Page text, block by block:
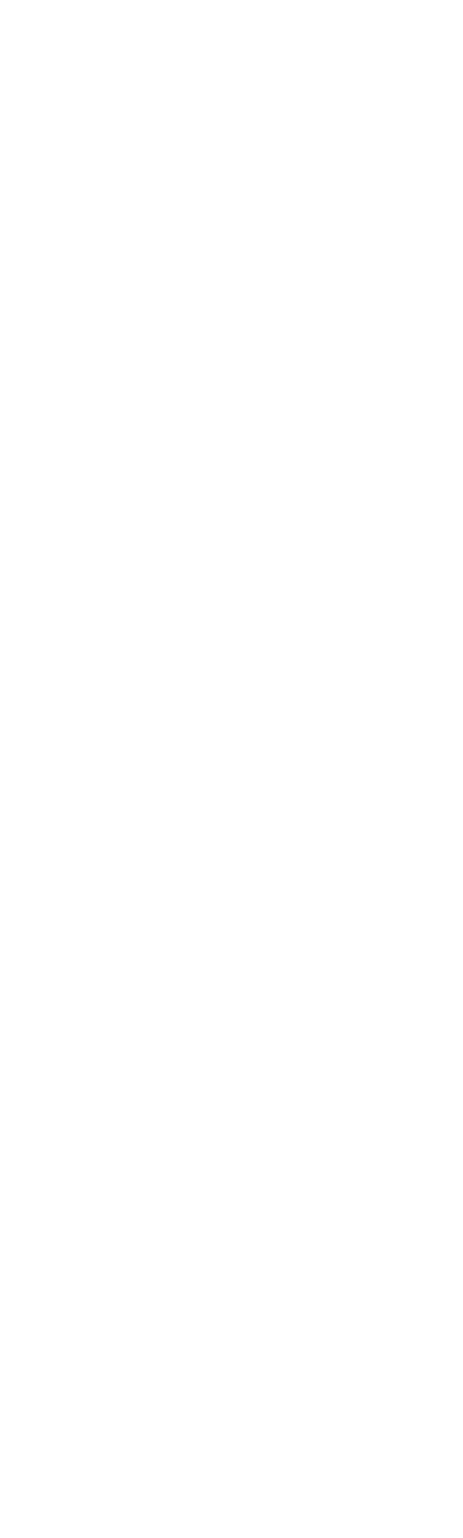
Website und die Nutzererfahrung zu
einer Ablehnung womöglich nicht mehr alle